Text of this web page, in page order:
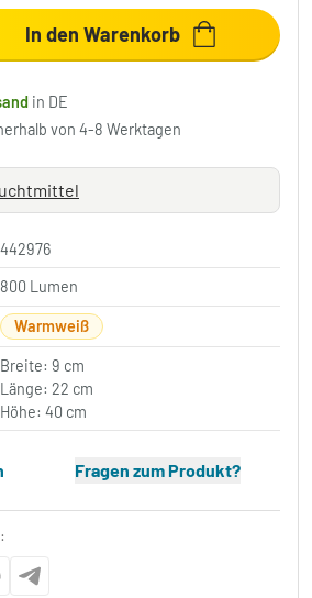
In den Warenkorb
in DE
von 4-8 Werktagen
442976
800 Lumen
Warmweiß
Breite: 9 cm
Länge: 22 cm
Höhe: 40 cm
Fragen zum Produkt?